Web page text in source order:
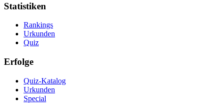
Statistiken
Rankings
Urkunden
Quiz
Erfolge
Quiz-Katalog
Urkunden
Special